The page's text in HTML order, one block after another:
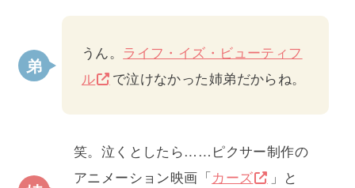
うん。 ライフ・イズ・ビューティフ
ル
で泣けなかった姉弟だからね。
笑。泣くとしたら……ピクサー制作の
アニメーション映画「カーズ
」と